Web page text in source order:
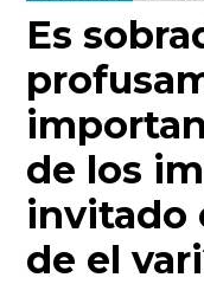
Es
de los
invitado
de el